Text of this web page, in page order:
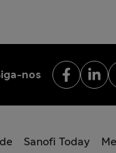
nos
Sanofi Today